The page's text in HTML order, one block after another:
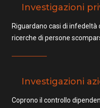
Investigazioni
Riguardano casi di
ricerche di persone
Investigazioni
Coprono il controllo